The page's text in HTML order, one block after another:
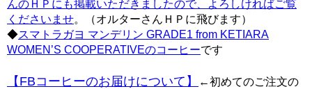
んのＨＰにも掲載いただきましたので、よろしければご覧
くださいませ。（オルターさんＨＰに飛びます）
◆スマトラガヨ マンデリン GRADE1 from KETIARA
WOMEN’S COOPERATIVEのコーヒーです
【FBコーヒーのお届けについて】
←初めてのご注文の